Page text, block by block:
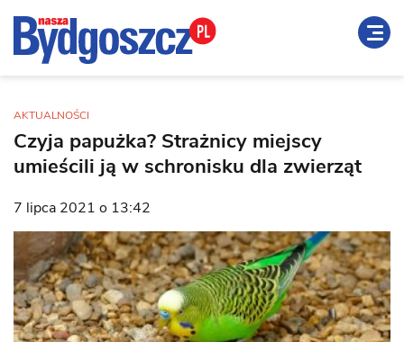
AKTUALNOŚCI
Czyja papużka? Strażnicy miejscy
umieścili ją w schronisku dla zwierząt
7 lipca 2021 o 13:42